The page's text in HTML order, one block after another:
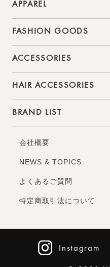
APPAREL
FASHION GOODS
ACCESSORIES
HAIR ACCESSORIES
BRAND LIST
会社概要
NEWS & TOPICS
よくあるご質問
特定商取引法について
Instagram